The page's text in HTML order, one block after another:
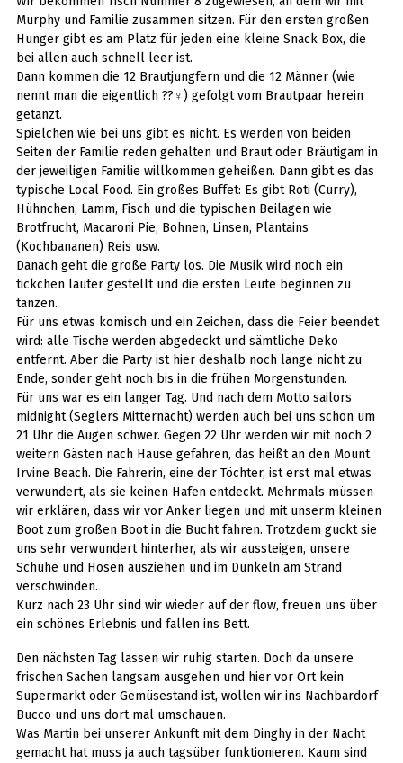
Murphy und Familie zusammen sitzen. Für den ersten großen
Hunger gibt es am Platz für jeden eine kleine Snack Box, die
bei allen auch schnell leer ist.
Dann kommen die 12 Brautjungfern und die 12 Männer (wie
nennt man die eigentlich ??‍♀️) gefolgt vom Brautpaar herein
getanzt.
Spielchen wie bei uns gibt es nicht. Es werden von beiden
Seiten der Familie reden gehalten und Braut oder Bräutigam in
der jeweiligen Familie willkommen geheißen. Dann gibt es das
typische Local Food. Ein großes Buffet: Es gibt Roti (Curry),
Hühnchen, Lamm, Fisch und die typischen Beilagen wie
Brotfrucht, Macaroni Pie, Bohnen, Linsen, Plantains
(Kochbananen) Reis usw.
Danach geht die große Party los. Die Musik wird noch ein
tickchen lauter gestellt und die ersten Leute beginnen zu
tanzen.
Für uns etwas komisch und ein Zeichen, dass die Feier beendet
wird: alle Tische werden abgedeckt und sämtliche Deko
entfernt. Aber die Party ist hier deshalb noch lange nicht zu
Ende, sonder geht noch bis in die frühen Morgenstunden.
Für uns war es ein langer Tag. Und nach dem Motto sailors
midnight (Seglers Mitternacht) werden auch bei uns schon um
21 Uhr die Augen schwer. Gegen 22 Uhr werden wir mit noch 2
weitern Gästen nach Hause gefahren, das heißt an den Mount
Irvine Beach. Die Fahrerin, eine der Töchter, ist erst mal etwas
verwundert, als sie keinen Hafen entdeckt. Mehrmals müssen
wir erklären, dass wir vor Anker liegen und mit unserm kleinen
Boot zum großen Boot in die Bucht fahren. Trotzdem guckt sie
uns sehr verwundert hinterher, als wir aussteigen, unsere
Schuhe und Hosen ausziehen und im Dunkeln am Strand
verschwinden.
Kurz nach 23 Uhr sind wir wieder auf der flow, freuen uns über
ein schönes Erlebnis und fallen ins Bett.
Den nächsten Tag lassen wir ruhig starten. Doch da unsere
frischen Sachen langsam ausgehen und hier vor Ort kein
Supermarkt oder Gemüsestand ist, wollen wir ins Nachbardorf
Bucco und uns dort mal umschauen.
Was Martin bei unserer Ankunft mit dem Dinghy in der Nacht
gemacht hat muss ja auch tagsüber funktionieren. Kaum sind